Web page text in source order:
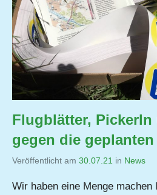
Flugblätter,
gegen die
Veröffentlicht am 30.07.21 von
Matysek
in News
Wir haben eine Menge machen